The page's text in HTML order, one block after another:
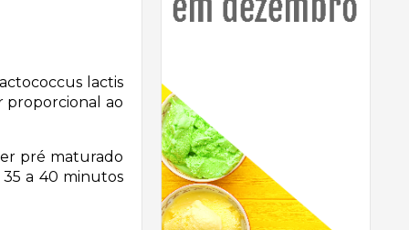
lactis
proporcional ao
pré maturado
a 40 minutos